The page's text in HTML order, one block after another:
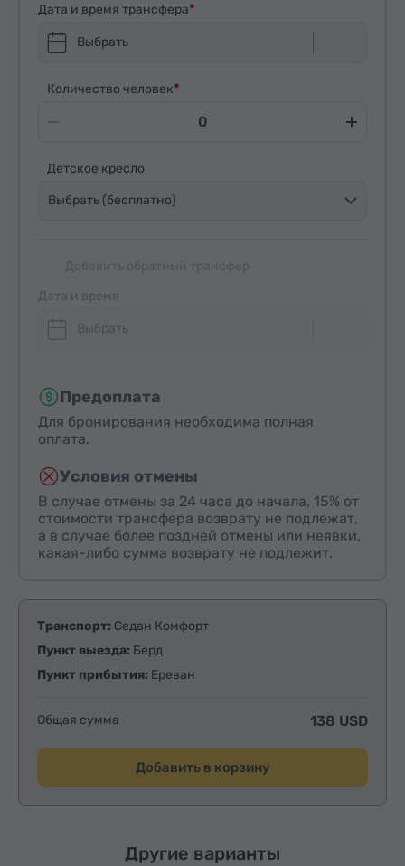
Дата и время трансфера
Выбрать
Количество человек
Детское кресло
Выбрать (бесплатно)
Дата и время
Выбрать
Предоплата
Для бронирования необходима полная
оплата.
Условия отмены
В случае отмены за 24 часа до начала, 15% от
стоимости трансфера возврату не подлежат,
а в случае более поздней отмены или неявки,
какая-либо сумма возврату не подлежит.
Транспорт: Седан Комфорт
Пункт выезда: Берд
Пункт прибытия: Ереван
Общая сумма 138 USD
Добавить в корзину
Другие варианты